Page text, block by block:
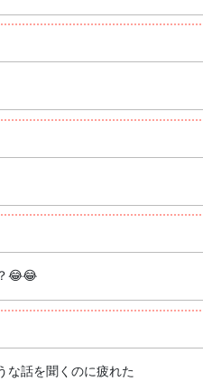
😂😂
な話を聞くのに疲れた